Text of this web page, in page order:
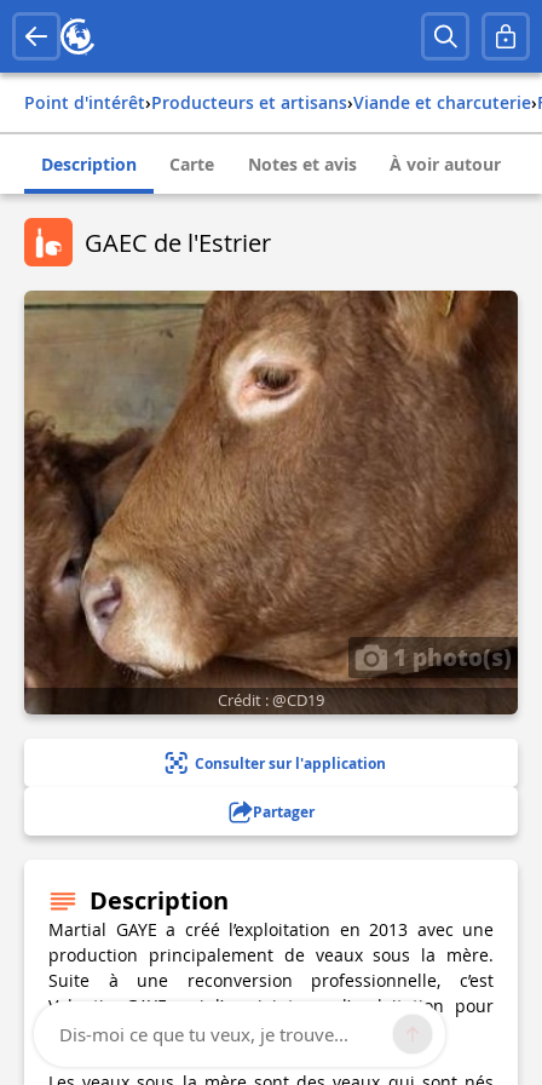
Point d'intérêt› Producteurs et artisans› Viande et charcuterie›
Description Carte Notes et avis À voir autour
GAEC de l'Estrier
1 photo(s)
Crédit : @CD19
Consulter sur l'application
Partager
Description
Martial GAYE a créé l’exploitation en 2013 avec une
production principalement de veaux sous la mère.
Suite à une reconversion professionnelle, c’est
Valentin GAYE qui l’a rejoint sur l’exploitation pour
créer le GAEC de Lestrier en 2022.
Dis-moi ce que tu veux, je trouve...